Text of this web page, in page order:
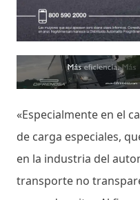
«Especialmente en el
de carga especiales,
en la industria del
transporte no